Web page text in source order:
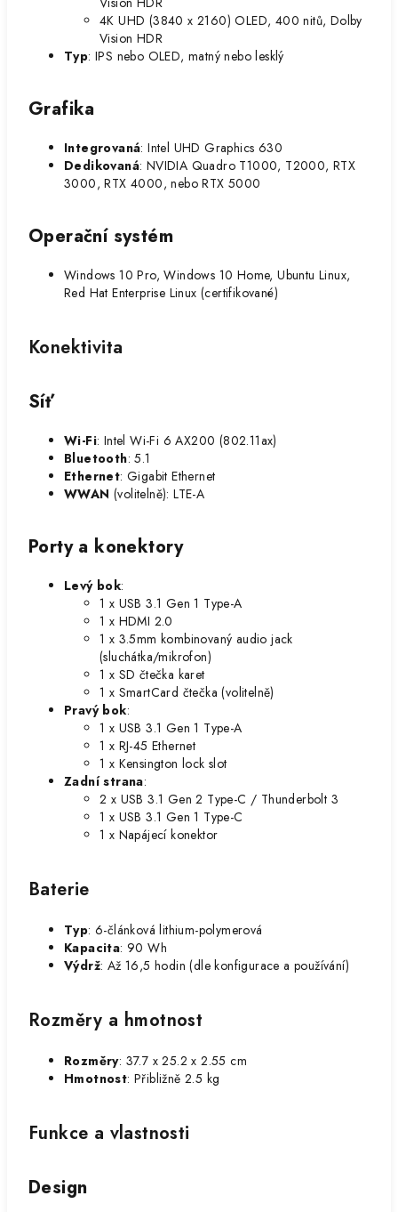
4K UHD (3840 x 2160) OLED, 400 nitů, Dolby
Vision HDR
Typ: IPS nebo OLED, matný nebo lesklý
Grafika
Integrovaná: Intel UHD Graphics 630
Dedikovaná: NVIDIA Quadro T1000, T2000, RTX
3000, RTX 4000, nebo RTX 5000
Operační systém
Windows 10 Pro, Windows 10 Home, Ubuntu Linux,
Red Hat Enterprise Linux (certifikované)
Konektivita
Síť
Wi-Fi: Intel Wi-Fi 6 AX200 (802.11ax)
Bluetooth: 5.1
Ethernet: Gigabit Ethernet
WWAN (volitelně): LTE-A
Porty a konektory
Levý bok:
1 x USB 3.1 Gen 1 Type-A
1 x HDMI 2.0
1 x 3.5mm kombinovaný audio jack
(sluchátka/mikrofon)
1 x SD čtečka karet
1 x SmartCard čtečka (volitelně)
Pravý bok:
1 x USB 3.1 Gen 1 Type-A
1 x RJ-45 Ethernet
1 x Kensington lock slot
Zadní strana:
2 x USB 3.1 Gen 2 Type-C / Thunderbolt 3
1 x USB 3.1 Gen 1 Type-C
1 x Napájecí konektor
Baterie
Typ: 6-článková lithium-polymerová
Kapacita: 90 Wh
Výdrž: Až 16,5 hodin (dle konfigurace a používání)
Rozměry a hmotnost
Rozměry: 37.7 x 25.2 x 2.55 cm
Hmotnost: Přibližně 2.5 kg
Funkce a vlastnosti
Design